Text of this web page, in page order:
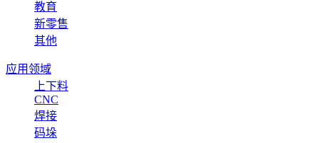
教育
新零售
其他
应用领域
上下料
CNC
焊接
码垛